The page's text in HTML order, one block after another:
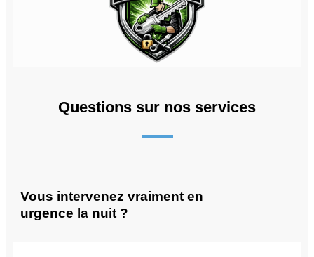
Questions sur nos services
Vous intervenez vraiment en
urgence la nuit ?